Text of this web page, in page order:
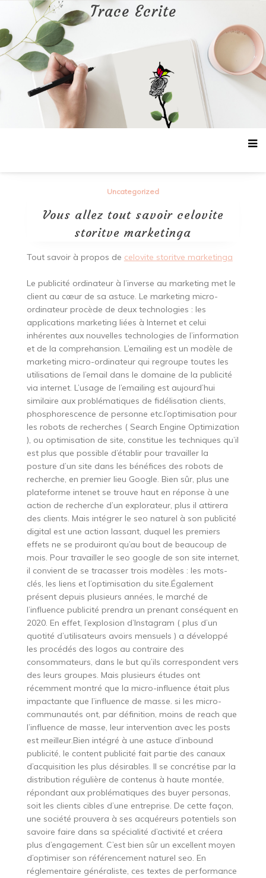
contenu
Trace Ecrite
Uncategorized
Vous allez tout savoir celovite
storitve marketinga
Tout savoir à propos de celovite storitve marketinga
Le publicité ordinateur à l’inverse au marketing met le
client au cœur de sa astuce. Le marketing micro-
ordinateur procède de deux technologies : les
applications marketing liées à Internet et celui
inhérentes aux nouvelles technologies de l’information
et de la comprehansion. L’emailing est un modèle de
marketing micro-ordinateur qui regroupe toutes les
utilisations de l’email dans le domaine de la publicité
via internet. L’usage de l’emailing est aujourd’hui
similaire aux problématiques de fidélisation clients,
phosphorescence de personne etc.l’optimisation pour
les robots de recherches ( Search Engine Optimization
), ou optimisation de site, constitue les techniques qu’il
est plus que possible d’établir pour travailler la
posture d’un site dans les bénéfices des robots de
recherche, en premier lieu Google. Bien sûr, plus une
plateforme intenet se trouve haut en réponse à une
action de recherche d’un explorateur, plus il attirera
des clients. Mais intégrer le seo naturel à son publicité
digital est une action lassant, duquel les premiers
effets ne se produiront qu’au bout de beaucoup de
mois. Pour travailler le seo google de son site internet,
il convient de se tracasser trois modèles : les mots-
clés, les liens et l’optimisation du site.Également
présent depuis plusieurs années, le marché de
l’influence publicité prendra un prenant conséquent en
2020. En effet, l’explosion d’Instagram ( plus d’un
quotité d’utilisateurs avoirs mensuels ) a développé
les procédés des logos au contraire des
consommateurs, dans le but qu’ils correspondent vers
des leurs groupes. Mais plusieurs études ont
récemment montré que la micro-influence était plus
impactante que l’influence de masse. si les micro-
communautés ont, par définition, moins de reach que
l’influence de masse, leur intervention avec les posts
est meilleur.Bien intégré à une astuce d’inbound
publicité, le content publicité fait partie des canaux
d’acquisition les plus désirables. Il se concrétise par la
distribution régulière de contenus à haute montée,
répondant aux problématiques des buyer personas,
soit les clients cibles d’une entreprise. De cette façon,
une société prouvera à ses acquéreurs potentiels son
savoire faire dans sa spécialité d’activité et créera
plus d’engagement. C’est bien sûr un excellent moyen
d’optimiser son référencement naturel seo. En
réglementaire généraliste, ces textes de performance